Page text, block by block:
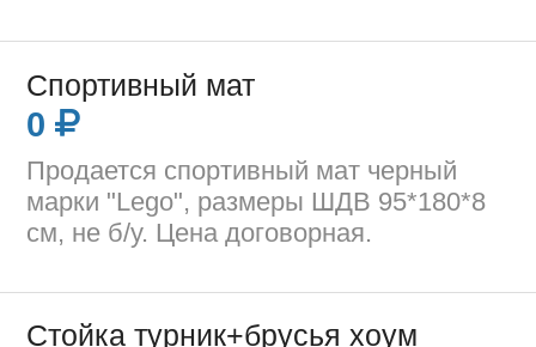
Спортивный мат
0
Продается спортивный мат черный
марки "Lego", размеры ШДВ 95*180*8
см, не б/у. Цена договорная.
Стойка турник+брусья хоум